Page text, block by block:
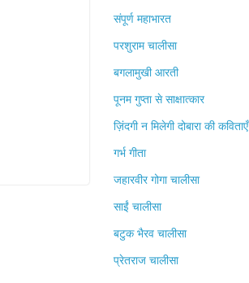
संपूर्ण महाभारत
परशुराम चालीसा
बगलामुखी आरती
पूनम गुप्ता से साक्षात्कार
ज़िंदगी न मिलेगी दोबारा की कविताएँ
गर्भ गीता
जहारवीर गोगा चालीसा
साईं चालीसा
बटुक भैरव चालीसा
प्रेतराज चालीसा